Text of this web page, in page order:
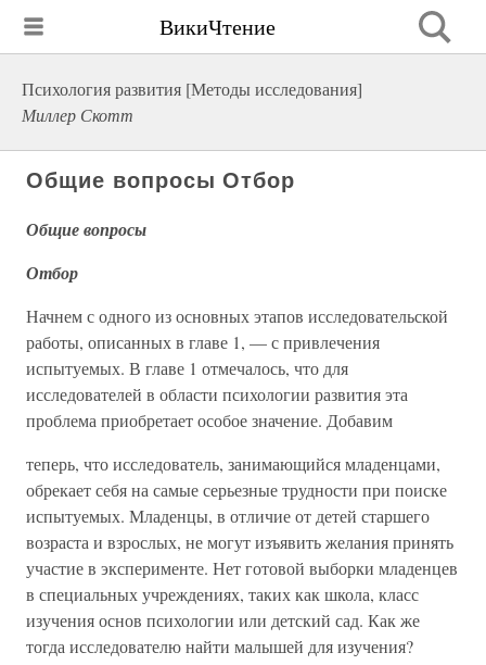
ВикиЧтение
Психология развития [Методы исследования]
Миллер Скотт
Общие вопросы Отбор
Общие вопросы
Отбор
Начнем с одного из основных этапов исследовательской
работы, описанных в главе 1, — с привлечения
испытуемых. В главе 1 отмечалось, что для
исследователей в области психологии развития эта
проблема приобретает особое значение. Добавим
теперь, что исследователь, занимающийся младенцами,
обрекает себя на самые серьезные трудности при поиске
испытуемых. Младенцы, в отличие от детей старшего
возраста и взрослых, не могут изъявить желания принять
участие в эксперименте. Нет готовой выборки младенцев
в специальных учреждениях, таких как школа, класс
изучения основ психологии или детский сад. Как же
тогда исследователю найти малышей для изучения?